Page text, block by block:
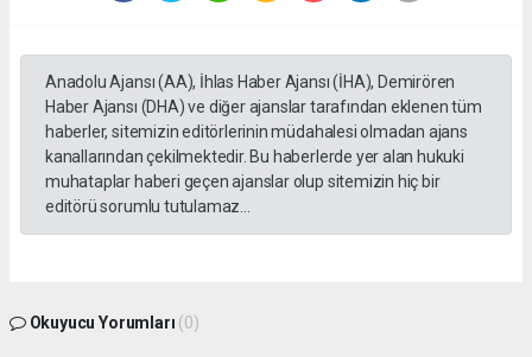
Anadolu Ajansı (AA), İhlas Haber Ajansı (İHA), Demirören
Haber Ajansı (DHA) ve diğer ajanslar tarafından eklenen tüm
haberler, sitemizin editörlerinin müdahalesi olmadan ajans
kanallarından çekilmektedir. Bu haberlerde yer alan hukuki
muhataplar haberi geçen ajanslar olup sitemizin hiç bir
editörü sorumlu tutulamaz...
Okuyucu Yorumları (0)